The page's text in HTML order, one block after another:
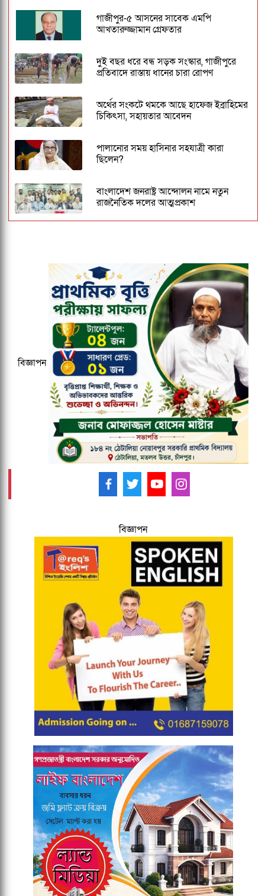
গাজীপুর-৫ আসনের সাবেক এমপি
আখতারুজ্জামান গ্রেফতার
দুই বছর ধরে বন্ধ সড়ক সংস্কার, গাজীপুরে
প্রতিবাদে রাস্তায় ধানের চারা রোপণ
অর্থের সংকটে থমকে আছে হাফেজ ইব্রাহিমের
চিকিৎসা, সহায়তার আবেদন
পালানোর সময় হাসিনার সহযাত্রী কারা
ছিলেন?
বাংলাদেশ জনরাষ্ট্র আন্দোলন নামে নতুন
রাজনৈতিক দলের আত্মপ্রকাশ
ঢাকেশ্বরী মন্দিরে সমলিঙ্গের বিয়ের অভিযোগ:
ব্যবস্থার দাবিতে ১২৩০ নাগরিকের বিবৃতি
জকসু ভিপি ও জিএসকে ক্যাম্পাসছাড়া করল
ছাত্রদল
২০২৯ সালের মধ্যে ক্যাশলেস ব্যাংক হওয়ার
লক্ষ্য কমিউনিটি ব্যাংকের
বিজ্ঞাপন
বিজ্ঞাপন